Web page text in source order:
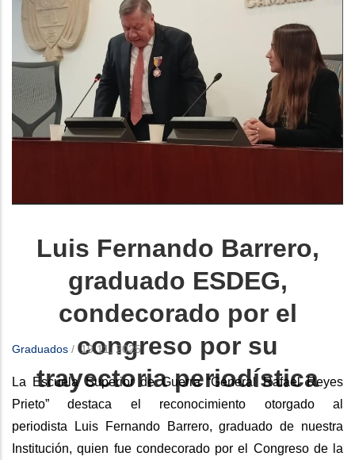
Luis Fernando Barrero,
graduado ESDEG,
condecorado por el
congreso por su
trayectoria periodística
Graduados / 19 11, 2025
La Escuela Superior de Guerra “General Rafael Reyes
Prieto” destaca el reconocimiento otorgado al
periodista Luis Fernando Barrero, graduado de nuestra
Institución, quien fue condecorado por el Congreso de la